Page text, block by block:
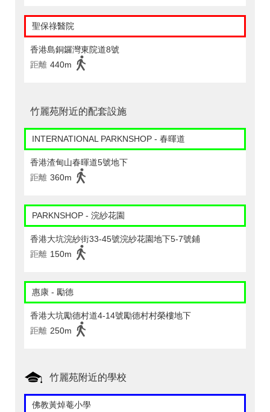
聖保祿醫院
香港島銅鑼灣東院道8號
距離 440m
竹麗苑附近的配套設施
INTERNATIONAL PARKNSHOP - 春暉道
香港渣甸山春暉道5號地下
距離 360m
PARKNSHOP - 浣紗花園
香港大坑浣紗街33-45號浣紗花園地下5-7號鋪
距離 150m
惠康 - 勵德
香港大坑勵德村道4-14號勵德村村榮樓地下
距離 250m
竹麗苑附近的學校
佛教黃焯菴小學